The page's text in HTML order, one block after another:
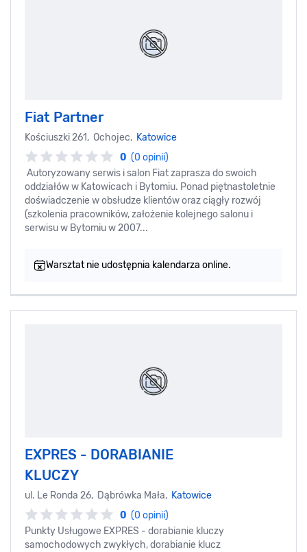
Fiat Partner
Kościuszki 261, Ochojec, Katowice
0 (0 opinii)
Autoryzowany serwis i salon Fiat zaprasza do swoich
oddziałów w Katowicach i Bytomiu. Ponad piętnastoletnie
doświadczenie w obsłudze klientów oraz ciągły rozwój
(szkolenia pracowników, założenie kolejnego salonu i
serwisu w Bytomiu w 2007...
Warsztat nie udostępnia kalendarza online.
EXPRES - DORABIANIE
KLUCZY
ul. Le Ronda 26, Dąbrówka Mała, Katowice
0 (0 opinii)
Punkty Usługowe EXPRES - dorabianie kluczy
samochodowych zwykłych, dorabianie klucz